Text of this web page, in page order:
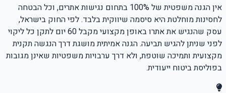
אין הגנה משפטית של 100% בתחום נגישות אתרים, וכל הבטחה
לחסינות מוחלטת היא סיסמה שיווקית בלבד. לפי החוק בישראל,
עסק שהנגיש את אתרו באופן מקצועי מקבל 60 יום לתקן כל ליקוי
לפני שניתן להגיש תביעה. הגנה אמיתית מושגת דרך הנגשה תקנית
מקצועית ותמיכה שוטפת, ולא דרך ערבויות משפטיות שאינן מגובות
בפוליסת ביטוח ייעודית.